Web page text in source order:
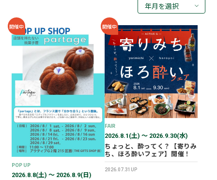
年月を選択
2026年07月
2026年05月
2026年03月
2026年02月
2025年12月
2025年11月
2025年10月
開催中
POP UP
2026.8.8(土) 〜 2026.8.9(日)
開催中
FAIR
2026.8.1(土) 〜 2026.9.30(水)
ちょっと、酔ってく？【寄りみ
ち、ほろ酔いフェア】開催！
2026.07.31UP